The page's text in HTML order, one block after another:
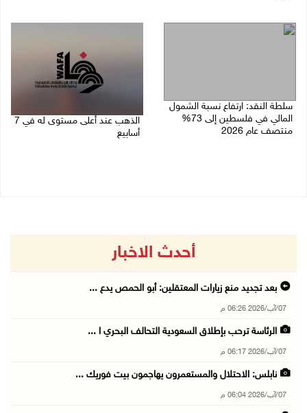
سلطة النقد: ارتفاع نسبة الشمول
المالي في فلسطين إلى 73%
منتصف عام 2026
الذهب عند أعلى مستوى له في 7
أسابيع
أحدث الاخبار
بعد تجديد منع زيارات المعتقلين: أبو الحمص يدع ...
07/آب/2026 06:26 م
الرئاسة ترحب بإطلاق السعودية التحالف البحري ا ...
07/آب/2026 06:17 م
نابلس: الاحتلال والمستعمرون يهاجمون بيت فوريك ...
07/آب/2026 06:04 م